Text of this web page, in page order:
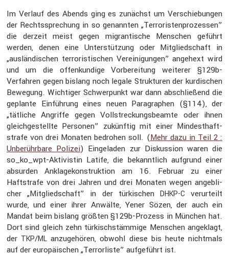
Im Verlauf des Abends ging es zunächst um Verschie­bungen
der Rechts­spre­chung in so genannten „Terro­ris­ten­pro­zessen”
die derzeit meist gegen migran­ti­sche Menschen geführt
werden, denen eine Unter­stüt­zung oder Mitglied­schaft in
„auslän­di­schen terro­ris­ti­schen Verei­ni­gungen” angehext wird
und um die offen­kun­dige Vorbe­rei­tung weiterer §129b-
Verfahren gegen bislang noch legale Struk­turen der kurdi­schen
Bewegung. Wichtiger Schwer­punkt war dann abschlie­ßend die
geplante Einfüh­rung eines neuen Paragra­phen (§114), der
„tätliche Angriffe gegen Vollstre­ckungs­be­amte oder ihnen
gleich­ge­stellte Personen” zukünftig mit einer Mindest­haft­
strafe von drei Monaten bedrohen soll. (Mehr dazu in Teil 2 :
Unberühr­bare Polizei) Einge­laden zur Diskus­sion waren die
so_ko_wpt-Aktivistin Latife, die bekannt­lich aufgrund einer
absurden Ankla­ge­kon­struk­tion am 16. Februar zu einer
Haftstrafe von drei Jahren und drei Monaten wegen angeb­li­
cher „Mitglied­schaft” in der türki­schen DHKP-C
verur­teilt
wurde, und einer ihrer Anwälte, Yener Sözen, der auch ein
Mandat beim bislang größten §129b-Prozess in München hat.
Dort sind gleich zehn türkisch­stäm­mige Menschen angeklagt,
der TKP/ML anzuge­hören, obwohl diese bis heute nicht­mals
auf der europäi­schen „Terror­liste” aufge­führt ist.